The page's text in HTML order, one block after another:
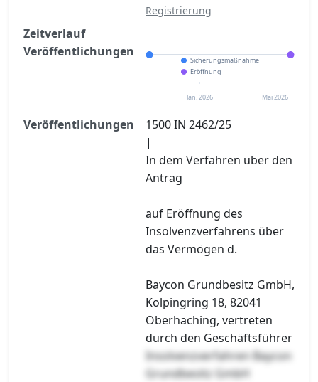
Registrierung
Zeitverlauf
Veröffentlichungen
Sicherungsmaßnahme
Eröffnung
Jan. 2026 Mai 2026
Veröffentlichungen
1500 IN 2462/25
|
In dem Verfahren über den
Antrag
auf Eröffnung des
Insolvenzverfahrens über
das Vermögen d.
Baycon Grundbesitz GmbH,
Kolpingring 18, 82041
Oberhaching, vertreten
durch den Geschäftsführer
Insolvenzverfahren Baycon
Grundbesitz GmbH